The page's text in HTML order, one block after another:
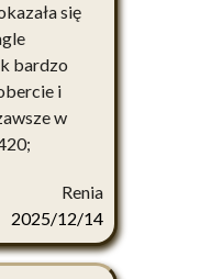
się
bardzo
i
w
Renia
2025/12/14